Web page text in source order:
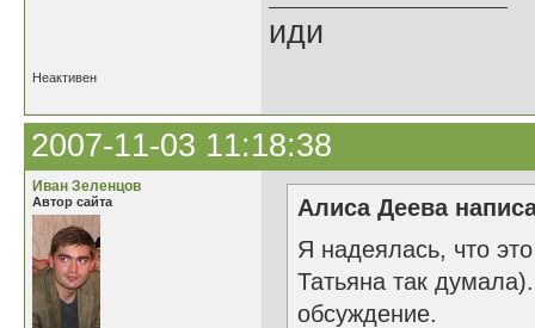
иди
Неактивен
2007-11-03 11:18:38
Иван Зеленцов
Автор сайта
Алиса Деева
Я надеялась, что
Татьяна так
обсуждение.